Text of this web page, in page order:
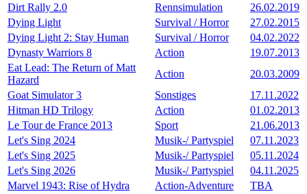
Dirt Rally 2.0
Rennsimulation
26.02.2019
Dying Light
Survival / Horror
27.02.2015
Dying Light 2: Stay Human
Survival / Horror
04.02.2022
Dynasty Warriors 8
Action
19.07.2013
Eat Lead: The Return of Matt
Hazard
Action
20.03.2009
Goat Simulator 3
Sonstiges
17.11.2022
Hitman HD Trilogy
Action
01.02.2013
Le Tour de France 2013
Sport
21.06.2013
Let's Sing 2024
Musik-/ Partyspiel
07.11.2023
Let's Sing 2025
Musik-/ Partyspiel
05.11.2024
Let's Sing 2026
Musik-/ Partyspiel
04.11.2025
Marvel 1943: Rise of Hydra
Action-Adventure TBA